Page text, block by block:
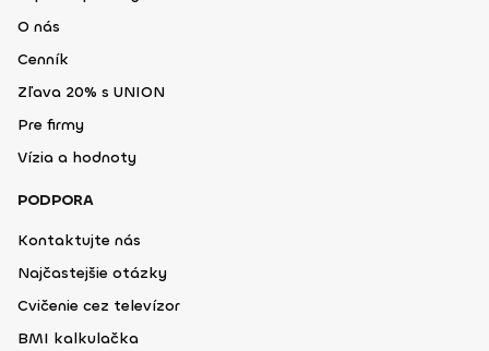
O nás
Cenník
Zľava 20% s UNION
Pre firmy
Vízia a hodnoty
PODPORA
Kontaktujte nás
Najčastejšie otázky
Cvičenie cez televízor
BMI kalkulačka